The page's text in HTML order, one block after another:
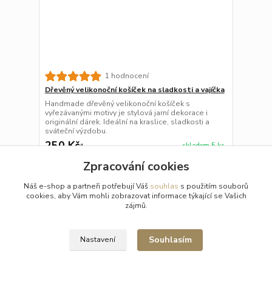
1 hodnocení
Dřevěný velikonoční košíček na sladkosti a vajíčka
Handmade dřevěný velikonoční košíček s
vyřezávanými motivy je stylová jarní dekorace i
originální dárek. Ideální na kraslice, sladkosti a
sváteční výzdobu.
250 Kč/ks skladem 5 ks
Zvolit variantu
Doporučujeme
Zpracování cookies
Náš e-shop a partneři potřebují Váš souhlas s použitím souborů
cookies, aby Vám mohli zobrazovat informace týkající se Vašich
zájmů.
Nastavení Souhlasím